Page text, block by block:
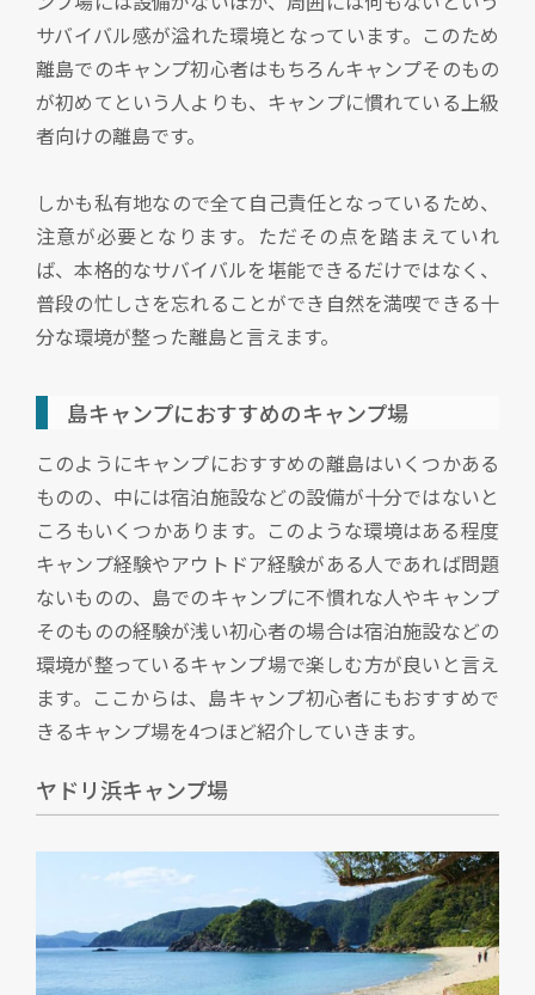
サバイバル感が溢れた環境となっています。このため
離島でのキャンプ初心者はもちろんキャンプそのもの
が初めてという人よりも、キャンプに慣れている上級
者向けの離島です。
しかも私有地なので全て自己責任となっているため、
注意が必要となります。ただその点を踏まえていれ
ば、本格的なサバイバルを堪能できるだけではなく、
普段の忙しさを忘れることができ自然を満喫できる十
分な環境が整った離島と言えます。
島キャンプにおすすめのキャンプ場
このようにキャンプにおすすめの離島はいくつかある
ものの、中には宿泊施設などの設備が十分ではないと
ころもいくつかあります。このような環境はある程度
キャンプ経験やアウトドア経験がある人であれば問題
ないものの、島でのキャンプに不慣れな人やキャンプ
そのものの経験が浅い初心者の場合は宿泊施設などの
環境が整っているキャンプ場で楽しむ方が良いと言え
ます。ここからは、島キャンプ初心者にもおすすめで
きるキャンプ場を4つほど紹介していきます。
ヤドリ浜キャンプ場